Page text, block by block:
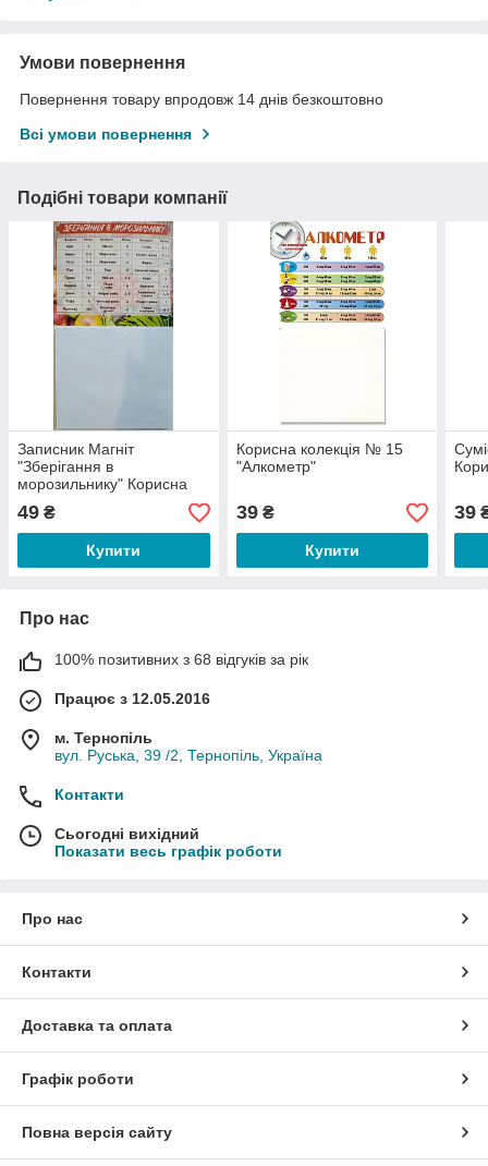
Умови повернення
Повернення товару впродовж 14 днів безкоштовно
Всі умови повернення
Подібні товари компанії
Записник Магніт
"Зберігання в
морозильнику" Корисна
колекція №3
49 ₴
Купити
Корисна колекція № 15
"Алкометр"
39₴
Купити
39
Про нас
100% позитивних з 68 відгуків за рік
Працює з 12.05.2016
м. Тернопіль
вул. Руська, 39 /2, Тернопіль, Україна
Контакти
Сьогодні вихідний
Показати весь графік роботи
Про нас
Контакти
Доставка та оплата
Графік роботи
Повна версія сайту